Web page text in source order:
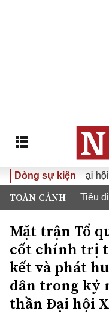
Dòng sự kiện
Đại hội Đảng XIV
TOÀN CẢNH Tiêu
Mặt trận Tổ
cốt chính trị
kết và phát
dân trong kỷ
thần Đại hội